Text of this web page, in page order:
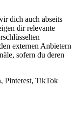
dich auch abseits
dir relevante
externen Anbietern
sofern du deren
Pinterest, TikTok